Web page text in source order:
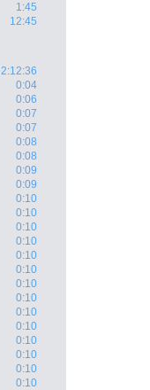
1:45
12:45
2:12:36
0:04
0:06
0:07
0:07
0:08
0:08
0:09
0:09
0:10
0:10
0:10
0:10
0:10
0:10
0:10
0:10
0:10
0:10
0:10
0:10
0:10
0:10